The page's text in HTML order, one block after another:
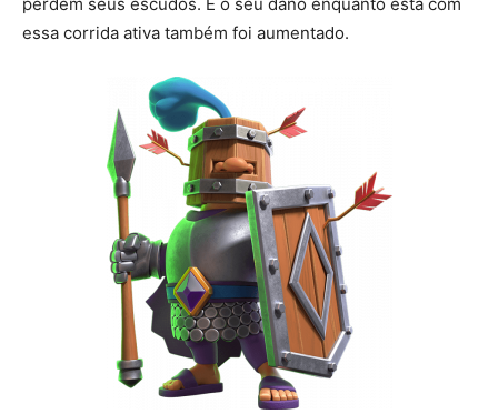
essa corrida ativa também foi aumentado.